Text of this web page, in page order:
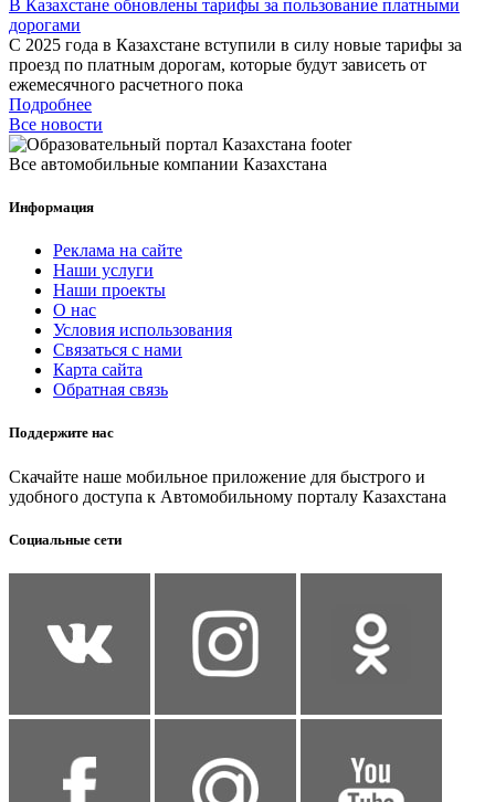
В Казахстане обновлены тарифы за пользование платными
дорогами
С 2025 года в Казахстане вступили в силу новые тарифы за
проезд по платным дорогам, которые будут зависеть от
ежемесячного расчетного пока
Подробнее
Все новости
Все автомобильные компании Казахстана
Информация
Реклама на сайте
Наши услуги
Наши проекты
О нас
Условия использования
Связаться с нами
Карта сайта
Обратная связь
Поддержите нас
Скачайте наше мобильное приложение для быстрого и
удобного доступа к Автомобильному порталу Казахстана
Социальные сети